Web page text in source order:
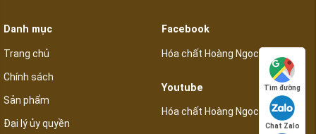
Danh mục
Trang chủ
Chính sách
Sản phẩm
Đại lý ủy quyền
Facebook
Hóa chất Hoàng Ngọc
Youtube
Hóa chất Hoàng Ngọc
Tìm đường
Chat Zalo